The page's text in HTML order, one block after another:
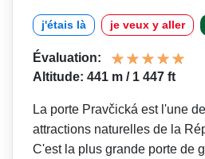
j'étais là je veux y aller
Évaluation:
Altitude: 441 m / 1 447 ft
La porte Pravčická est l'une
attractions naturelles de la
C'est la plus grande porte de